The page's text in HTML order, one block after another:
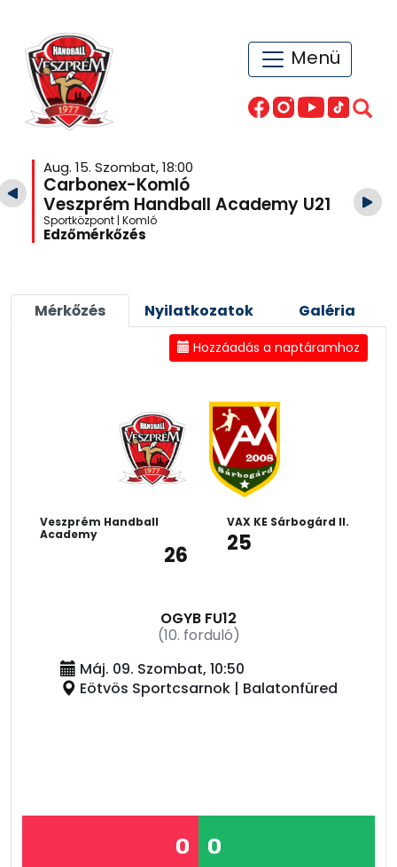
Menü
Aug. 15. Szombat, 18:00
Carbonex-Komló
Veszprém Handball Academy U21
Sportközpont | Komló
Edzőmérkőzés
Mérkőzés Nyilatkozatok Galéria
Hozzáadás a naptáramhoz
Veszprém Handball
Academy
26
VAX KE Sárbogárd II.
25
OGYB FU12
(10. forduló)
Máj. 09. Szombat, 10:50
Eötvös Sportcsarnok | Balatonfüred